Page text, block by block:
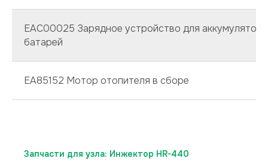
EAC00025 Зарядное устройство для
батарей
EA85152 Мотор отопителя в сборе
Запчасти для узла: Инжектор HR-440